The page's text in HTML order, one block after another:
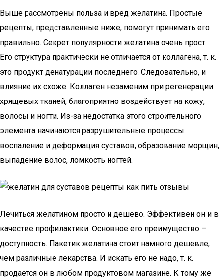
Выше рассмотрены польза и вред желатина. Простые
рецепты, представленные ниже, помогут принимать его
правильно. Секрет популярности желатина очень прост.
Его структура практически не отличается от коллагена, т. к.
это продукт денатурации последнего. Следовательно, и
влияние их схоже. Коллаген незаменим при регенерации
хрящевых тканей, благоприятно воздействует на кожу,
волосы и ногти. Из-за недостатка этого строительного
элемента начинаются разрушительные процессы:
воспаление и деформация суставов, образование морщин,
выпадение волос, ломкость ногтей.
Лечиться желатином просто и дешево. Эффективен он и в
качестве профилактики. Основное его преимущество –
доступность. Пакетик желатина стоит намного дешевле,
чем различные лекарства. И искать его не надо, т. к.
продается он в любом продуктовом магазине. К тому же